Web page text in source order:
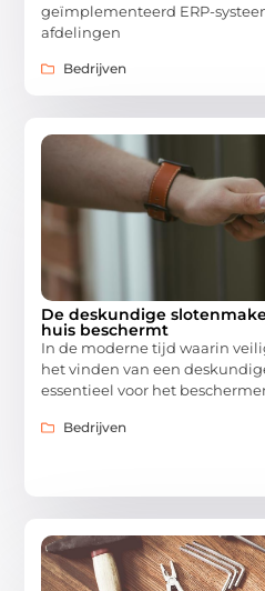
geïmplementeerd ERP-
afdelingen
Bedrijven
De deskundige
huis beschermt
In de moderne tijd waarin
het vinden van een
essentieel voor het
Bedrijven